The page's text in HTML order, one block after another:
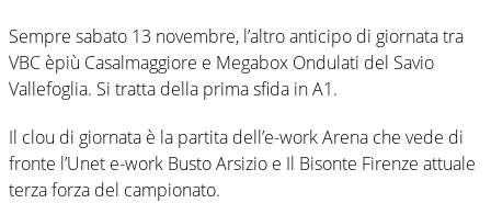
Sempre sabato 13 novembre, l’altro anticipo di giornata tra
VBC èpiù Casalmaggiore e Megabox Ondulati del Savio
Vallefoglia. Si tratta della prima sfida in A1.
Il clou di giornata è la partita dell’e-work Arena che vede di
fronte l’Unet e-work Busto Arsizio e Il Bisonte Firenze attuale
terza forza del campionato.